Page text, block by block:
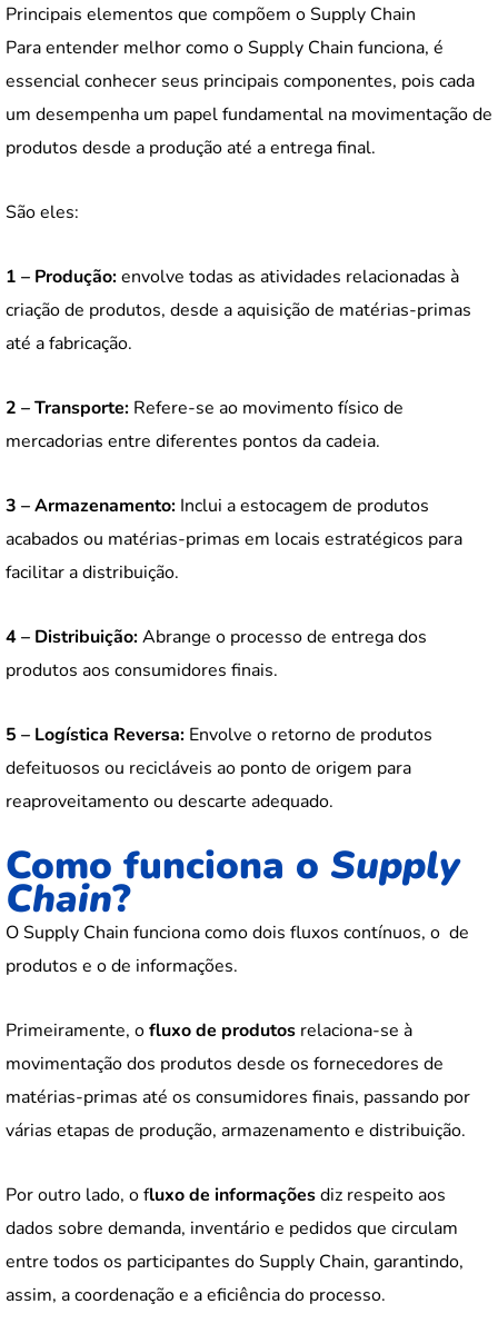
Principais elementos que compõem o Supply Chain
Para entender melhor como o Supply Chain funciona, é
essencial conhecer seus principais componentes, pois cada
um desempenha um papel fundamental na movimentação de
produtos desde a produção até a entrega final.
São eles:
1 – Produção:envolve todas as atividades relacionadas à
criação de produtos, desde a aquisição de matérias-primas
até a fabricação.
2 – Transporte: Refere-se ao movimento físico de
mercadorias entre diferentes pontos da cadeia.
3 – Armazenamento: Inclui a estocagem de produtos
acabados ou matérias-primas em locais estratégicos para
facilitar a distribuição.
4 – Distribuição:Abrange o processo de entrega dos
produtos aos consumidores finais.
5 – Logística Reversa: Envolve o retorno de produtos
defeituosos ou recicláveis ao ponto de origem para
reaproveitamento ou descarte adequado.
Como funciona o Supply
Chain?
O Supply Chain funciona como dois fluxos contínuos, o de
produtos e o de informações.
Primeiramente, ofluxo de produtos relaciona-se à
movimentação dos produtos desde os fornecedores de
matérias-primas até os consumidores finais, passando por
várias etapas de produção, armazenamento e distribuição.
Por outro lado, o fluxo de informaçõesdiz respeito aos
dados sobre demanda, inventário e pedidos que circulam
entre todos os participantes do Supply Chain, garantindo,
assim, a coordenação e a eficiência do processo.